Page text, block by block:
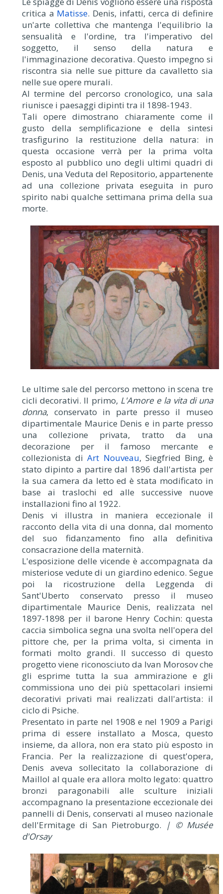
critica a Matisse. Denis, infatti, cerca di definire
un'arte collettiva che mantenga l'equilibrio la
sensualità e l'ordine, tra l'imperativo del
soggetto, il senso della natura e
l'immaginazione decorativa. Questo impegno si
riscontra sia nelle sue pitture da cavalletto sia
nelle sue opere murali.
Al termine del percorso cronologico, una sala
riunisce i paesaggi dipinti tra il 1898-1943.
Tali opere dimostrano chiaramente come il
gusto della semplificazione e della sintesi
trasfigurino la restituzione della natura: in
questa occasione verrà per la prima volta
esposto al pubblico uno degli ultimi quadri di
Denis, una Veduta del Repositorio, appartenente
ad una collezione privata eseguita in puro
spirito nabi qualche settimana prima della sua
morte.
Le ultime sale del percorso mettono in scena tre
cicli decorativi. Il primo, L'Amore e la vita di una
donna, conservato in parte presso il museo
dipartimentale Maurice Denis e in parte presso
una collezione privata, tratto da una
decorazione per il famoso mercante e
collezionista diArt Nouveau, Siegfried Bing, è
stato dipinto a partire dal 1896 dall'artista per
la sua camera da letto ed è stata modificato in
base ai traslochi ed alle successive nuove
installazioni fino al 1922.
Denis vi illustra in maniera eccezionale il
racconto della vita di una donna, dal momento
del suo fidanzamento fino alla definitiva
consacrazione della maternità.
L'esposizione delle vicende è accompagnata da
misteriose vedute di un giardino edenico. Segue
poi la ricostruzione della Leggenda di
Sant'Uberto conservato presso il museo
dipartimentale Maurice Denis, realizzata nel
1897-1898 per il barone Henry Cochin: questa
caccia simbolica segna una svolta nell'opera del
pittore che, per la prima volta, si cimenta in
formati molto grandi. Il successo di questo
progetto viene riconosciuto da Ivan Morosov che
gli esprime tutta la sua ammirazione e gli
commissiona uno dei più spettacolari insiemi
decorativi privati mai realizzati dall'artista: il
ciclo di Psiche.
Presentato in parte nel 1908 e nel 1909 a Parigi
prima di essere installato a Mosca, questo
insieme, da allora, non era stato più esposto in
Francia. Per la realizzazione di quest'opera,
Denis aveva sollecitato la collaborazione di
Maillol al quale era allora molto legato: quattro
bronzi paragonabili alle sculture iniziali
accompagnano la presentazione eccezionale dei
pannelli di Denis, conservati al museo nazionale
dell'Ermitage di San Pietroburgo.
| © Musée
d'Orsay